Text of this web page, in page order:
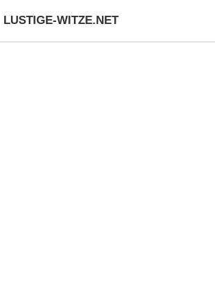
LUSTIGE-WITZE.NET